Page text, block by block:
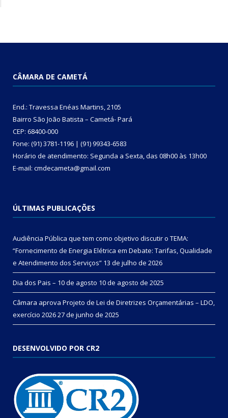
CÂMARA DE CAMETÁ
End.: Travessa Enéas Martins, 2105
Bairro São João Batista – Cametá- Pará
CEP: 68400-000
Fone: (91) 3781-1196 | (91) 99343-6583
Horário de atendimento: Segunda a Sexta, das 08h00 às 13h00
E-mail: cmdecameta@gmail.com
ÚLTIMAS PUBLICAÇÕES
Audiência Pública que tem como objetivo discutir o TEMA:
“Fornecimento de Energia Elétrica em Debate: Tarifas, Qualidade
e Atendimento dos Serviços” 13 de julho de 2026
Dia dos Pais – 10 de agosto 10 de agosto de 2025
Câmara aprova Projeto de Lei de Diretrizes Orçamentárias – LDO,
exercício 202627 de junho de 2025
DESENVOLVIDO POR CR2